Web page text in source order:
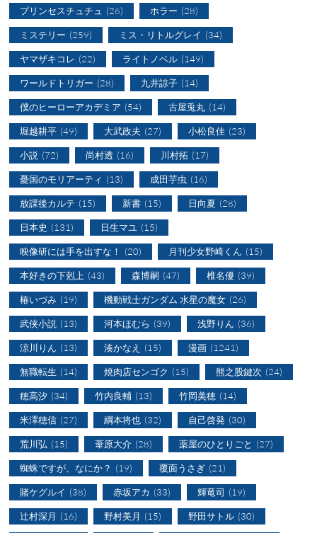
プリンセスチュチュ (26) ホラー (28)
ミステリー (259) ミス・リトルグレイ (34)
ヤマザキコレ (22) ライトノベル (149)
ワールドトリガー (28) 九井諒子 (14)
僕のヒーローアカデミア (54) 古屋兎丸 (14)
堀越耕平 (49) 大武政夫 (27) 小松良佳 (23)
小説 (72) 尚村透 (16) 川村拓 (17)
憂国のモリアーティ (13) 成田芋虫 (16)
放課後カルテ (15) 新書 (15) 日向夏 (28)
日本史 (131) 日生マユ (15)
映像研には手を出すな！ (20) 月刊少女野崎くん (15)
本好きの下剋上 (43) 森博嗣 (47) 椎名優 (39)
椿いづみ (19) 機動戦士ガンダム 水星の魔女 (26)
武侠小説 (13) 河本ほむら (39) 浅野りん (36)
涼川りん (13) 湊かなえ (15) 漫画 (1241)
無職転生 (14) 焼肉店センゴク (15) 熊之股鍵次 (24)
穂高汐 (34) 竹内良輔 (13) 竹岡美穂 (14)
米澤穂信 (27) 綱本将也 (32) 自己啓発 (30)
荒川弘 (15) 葦原大介 (28) 薬屋のひとりごと (27)
蜘蛛ですが、なにか？ (19) 覆面うさぎ (21)
賭ケグルイ (38) 赤坂アカ (33) 輝竜司 (19)
辻村深月 (16) 野村美月 (15) 野田サトル (30)